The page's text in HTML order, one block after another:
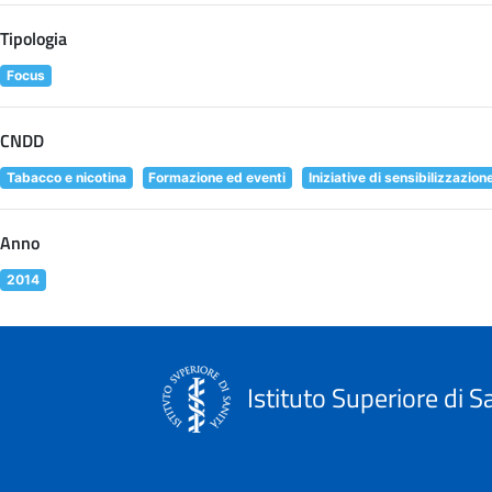
Tipologia
Focus
CNDD
Tabacco e nicotina Formazione ed eventi Iniziative di
Anno
2014
Istituto Superiore di